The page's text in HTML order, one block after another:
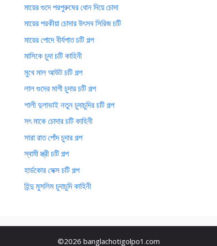
মায়ের গুদে পরপুরুষের ধোন দিয়ে চোদা
মায়ের পরকীয়া চোদার উৎসব সিরিজ চটি
মায়ের পোদে বীর্যপাত চটি গল্প
মাসিকে চুদা চটি কাহিনী
মুখে মাল আউট চটি গল্প
লাল গুদের মাগী চুদার চটি গল্প
শালী দুলাভাই নতুন চুদাচুদির চটি গল্প
সৎ মাকে চোদার চটি কাহিনী
সারা রাত পোঁদ চুদার গল্প
স্বামী স্ত্রী চটি গল্প
হার্ডকোর সেক্স চটি গল্প
হিন্দু মুসলিম চুদাচুদি কাহিনী
©2026 banglachotigolpo1.com